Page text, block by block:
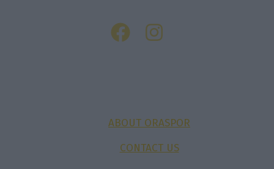
ABOUT ORASPOR
CONTACT US